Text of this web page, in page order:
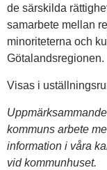
de särskilda
samarbete mellan
minoriteterna och
Götalandsregionen.
Visas i
kommuns arbete
information i våra
vid kommunhuset.